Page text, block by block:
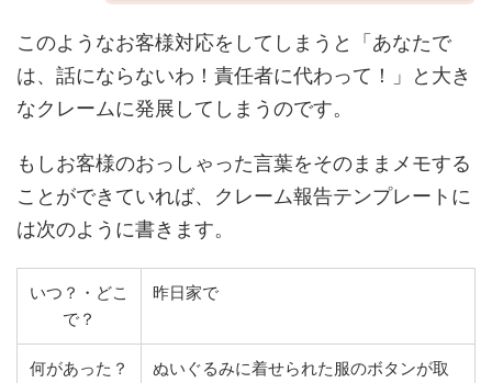
このようなお客様対応をしてしまうと「あなたで
は、話にならないわ！責任者に代わって！」と大き
なクレームに発展してしまうのです。
もしお客様のおっしゃった言葉をそのままメモする
ことができていれば、クレーム報告テンプレートに
は次のように書きます。
いつ？・どこ
で？
昨日家で
何があった？
ぬいぐるみに着せられた服のボタンが取